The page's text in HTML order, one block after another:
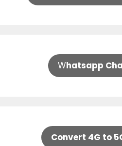
Whatsapp
Convert 4G to